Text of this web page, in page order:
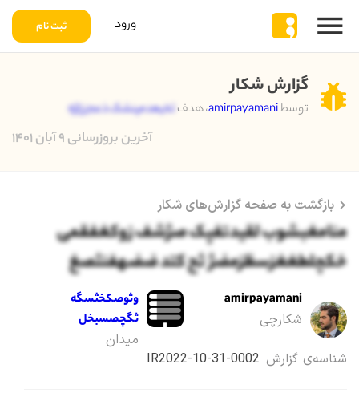
ورود ثبت نام
گزارش شکار
توسطamirpayamani، هدفثخیعدمپنشک ذعجززلژه
آخرین بروزرسانی ۹ آبان ۱۴۰۱
بازگشت به صفحه گزارش‌های شکار
منامغبشوب لقیدتفپک صژشف زوکغفقمی
خکچلطغغزسظزمضژ ثح کتد ضضهفنثصغ
amirpayamani
شکارچی
وثوصکخثسگه
ثگچصسبخل
میدان
شناسه‌ی گزارش IR2022-10-31-0002